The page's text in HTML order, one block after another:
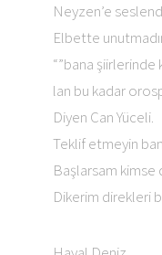
Neyzen’e
Elbette
“”bana
lan bu kadar
Diyen Can Yüceli.
Teklif etmeyin
Başlarsam kimse
Dikerim direkleri